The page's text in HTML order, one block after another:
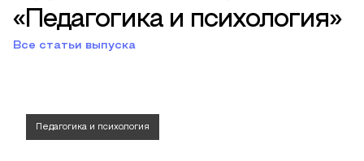
«Педагогика и психология»
Все статьи выпуска
Педагогика и психология